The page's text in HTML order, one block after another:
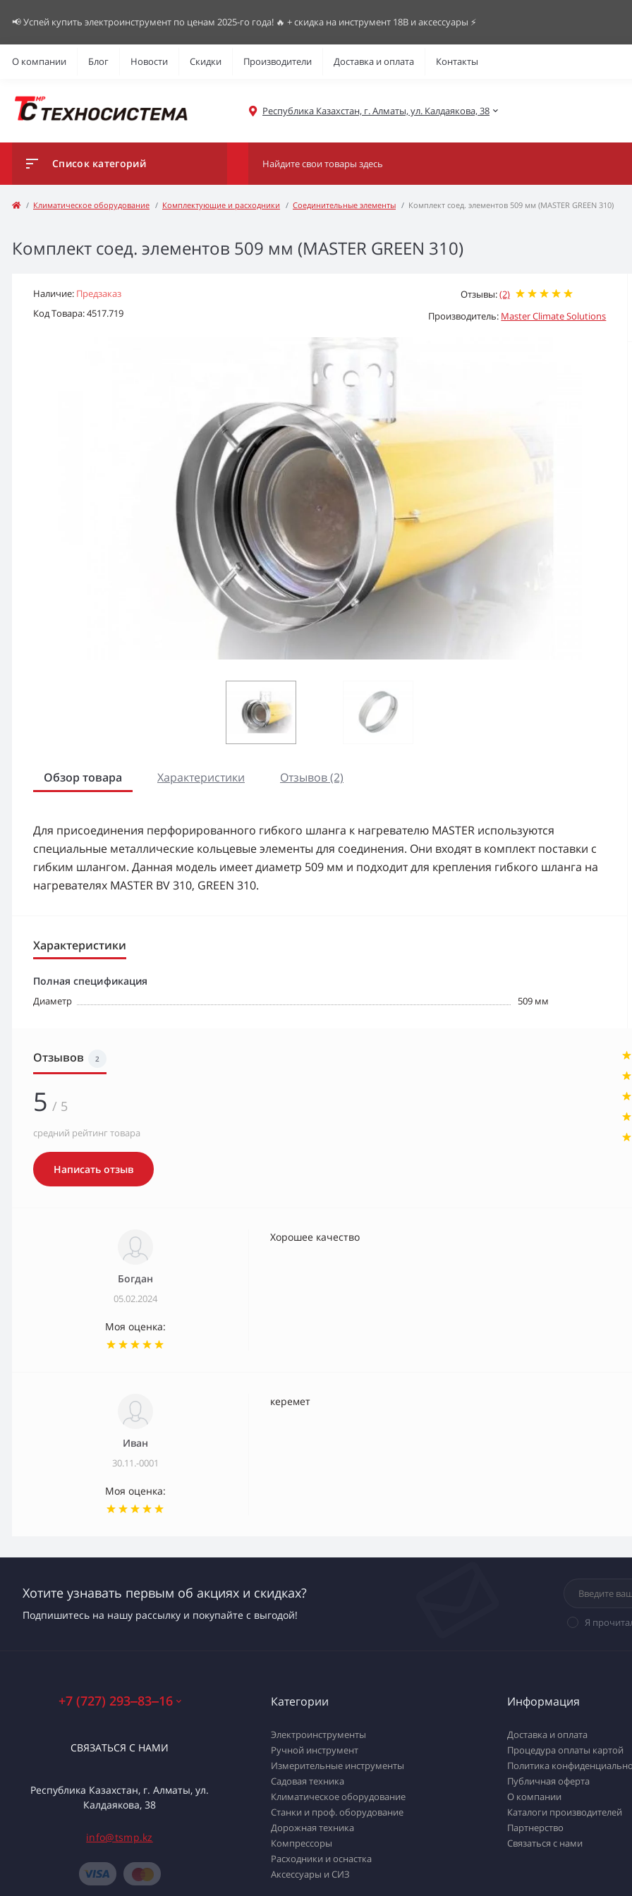
📢 Успей купить электроинструмент по ценам 2025-го года! 🔥 + скидка на инструмент 18В и аксессуары ⚡️
О компании Блог Новости Скидки Производители Доставка и оплата Контакты
Республика Казахстан, г. Алматы, ул. Калдаякова, 38
Список категорий
Климатическое оборудование Комплектующие и расходники Соединительные элементы Комплект соед. элементов 509 мм (MASTER GREEN 310)
Комплект соед. элементов 509 мм (MASTER GREEN 310)
Наличие: Предзаказ
Код Товара: 4517.719
Отзывы:(2)
Производитель: Master Climate Solutions
Обзор товара Характеристики Отзывов (2)
Для присоединения перфорированного гибкого шланга к нагревателю MASTER используются
специальные металлические кольцевые элементы для соединения. Они входят в комплект поставки с
гибким шлангом. Данная модель имеет диаметр 509 мм и подходит для крепления гибкого шланга на
нагревателях MASTER BV 310, GREEN 310.
Характеристики
Полная спецификация
Диаметр 509 мм
Отзывов 2
5 / 5
средний рейтинг товара
Написать отзыв
Богдан
05.02.2024
Моя оценка:
Хорошее качество
Иван
30.11.-0001
Моя оценка:
керемет
Хотите узнавать первым об акциях и скидках?
Подпишитесь на нашу рассылку и покупайте с выгодой!
Я
+7 (727) 293‒83‒16
СВЯЗАТЬСЯ С НАМИ
Республика Казахстан, г. Алматы, ул.
Калдаякова, 38
info@tsmp.kz
Категории
Электроинструменты
Ручной инструмент
Измерительные инструменты
Садовая техника
Климатическое оборудование
Станки и проф. оборудование
Дорожная техника
Компрессоры
Расходники и оснастка
Аксессуары и СИЗ
Информация
Доставка и оплата
Процедура оплаты картой
Политика
Публичная оферта
О компании
Каталоги производителей
Партнерство
Связаться с нами